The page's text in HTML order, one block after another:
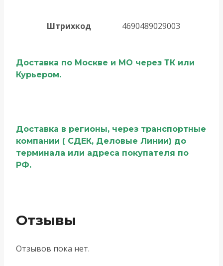
Штрихкод 4690489029003
Доставка по Москве и МО через ТК или
Курьером.
Доставка в регионы, через транспортные
компании ( СДЕК, Деловые Линии) до
терминала или адреса покупателя по
РФ.
Отзывы
Отзывов пока нет.